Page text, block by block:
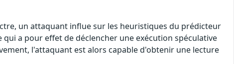
un attaquant influe sur les heuristiques du prédicteur
a pour effet de déclencher une exécution spéculative
l'attaquant est alors capable d'obtenir une lecture